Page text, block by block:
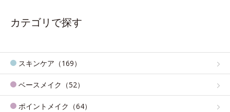
カテゴリで探す
スキンケア（169）
ベースメイク（52）
ポイントメイク（64）